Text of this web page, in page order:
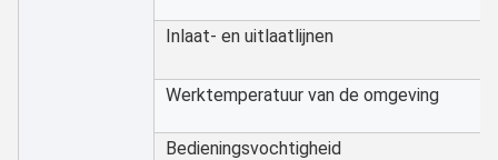
Inlaat- en uitlaatlijnen
Werktemperatuur van de omgeving
Bedieningsvochtigheid